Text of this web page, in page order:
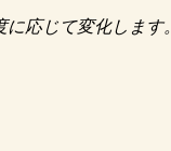
応じて変化します。